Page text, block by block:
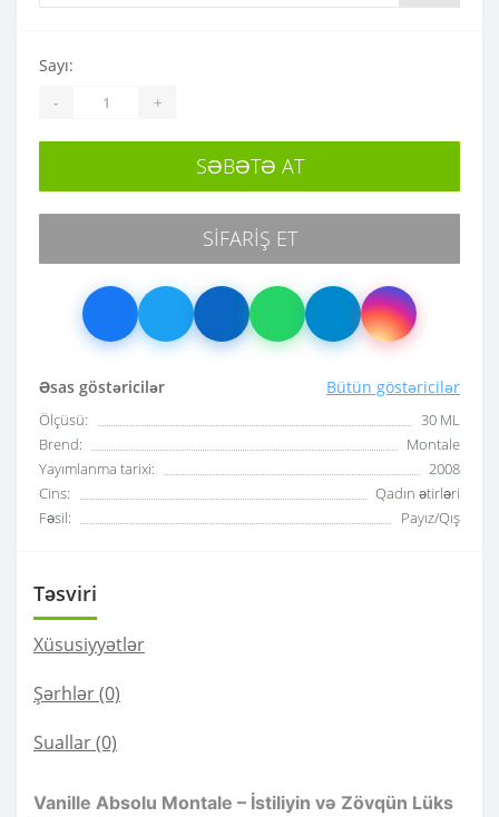
Əsas göstəricilər Bütün göstəricilər
Ölçüsü:
30 ML
Brend:
Montale
Yayımlanma tarixi:
2008
Cins:
Qadın ətirləri
Fəsil:
Payız/Qış
Sayı:
- +
SƏBƏTƏ AT
SIFARIŞ ET
Təsviri
Xüsusiyyətlər
Şərhlər (0)
Suallar(0)
Vanille Absolu Montale – İstiliyin və Zövqün Lüks